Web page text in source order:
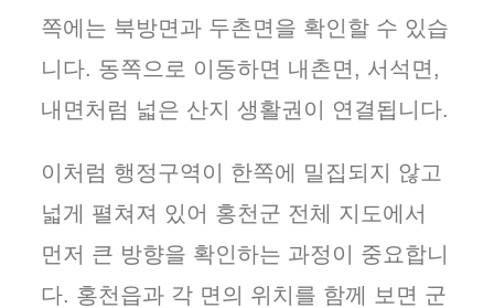
쪽에는 북방면과 두촌면을 확인할 수 있습
니다. 동쪽으로 이동하면 내촌면, 서석면,
내면처럼 넓은 산지 생활권이 연결됩니다.
이처럼 행정구역이 한쪽에 밀집되지 않고
넓게 펼쳐져 있어 홍천군 전체 지도에서
먼저 큰 방향을 확인하는 과정이 중요합니
다. 홍천읍과 각 면의 위치를 함께 보면 군